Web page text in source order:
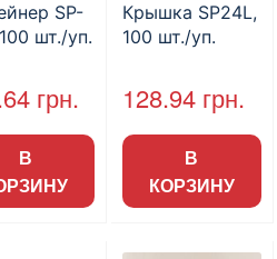
SP-
шт./уп.
грн.
В
Крышка SP24L,
100 шт./уп.
128.94 грн.
В
КОРЗИНУ